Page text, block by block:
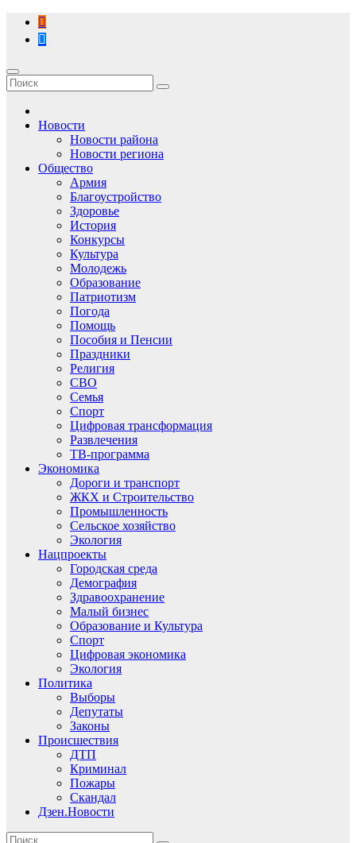
Перейти
содержимому
Новости
Новости района
Новости региона
Общество
Армия
Благоустройство
Здоровье
История
Конкурсы
Культура
Молодежь
Образование
Патриотизм
Погода
Помощь
Пособия и Пенсии
Праздники
Религия
СВО
Семья
Спорт
Цифровая трансформация
Развлечения
ТВ-программа
Экономика
Дороги и транспорт
ЖКХ и Строительство
Промышленность
Сельское хозяйство
Экология
Нацпроекты
Городская среда
Демография
Здравоохранение
Малый бизнес
Образование и Культура
Спорт
Цифровая экономика
Экология
Политика
Выборы
Депутаты
Законы
Происшествия
ДТП
Криминал
Пожары
Скандал
Дзен.Новости